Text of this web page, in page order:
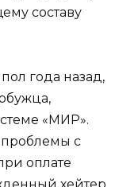
составу
года назад,
«МИР».
с
оплате